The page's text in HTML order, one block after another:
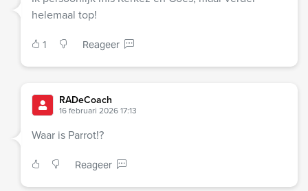
helemaal top!
1 Reageer
RADeCoach
16 februari 2026 17:13
Waar is Parrot!?
Reageer